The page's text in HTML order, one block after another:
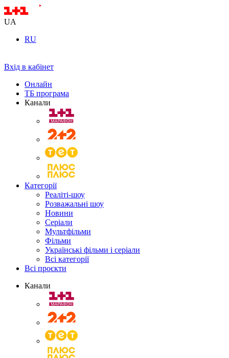
UA
RU
Вхід в кабінет
Онлайн
ТБ програма
Канали
Категорії
Реаліті-шоу
Розважальні шоу
Новини
Серіали
Мультфільми
Фільми
Українські фільми і серіали
Всі категорії
Всі проєкти
Канали